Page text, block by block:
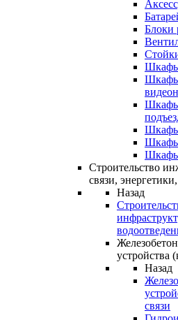
Блоки
Шкафы
Шкафы
Шкафы
Шкафы
Шкафы
Строительство
связи,
Назад
устройства
Назад
связи